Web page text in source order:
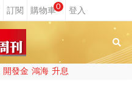
0
開發金 鴻海 升息